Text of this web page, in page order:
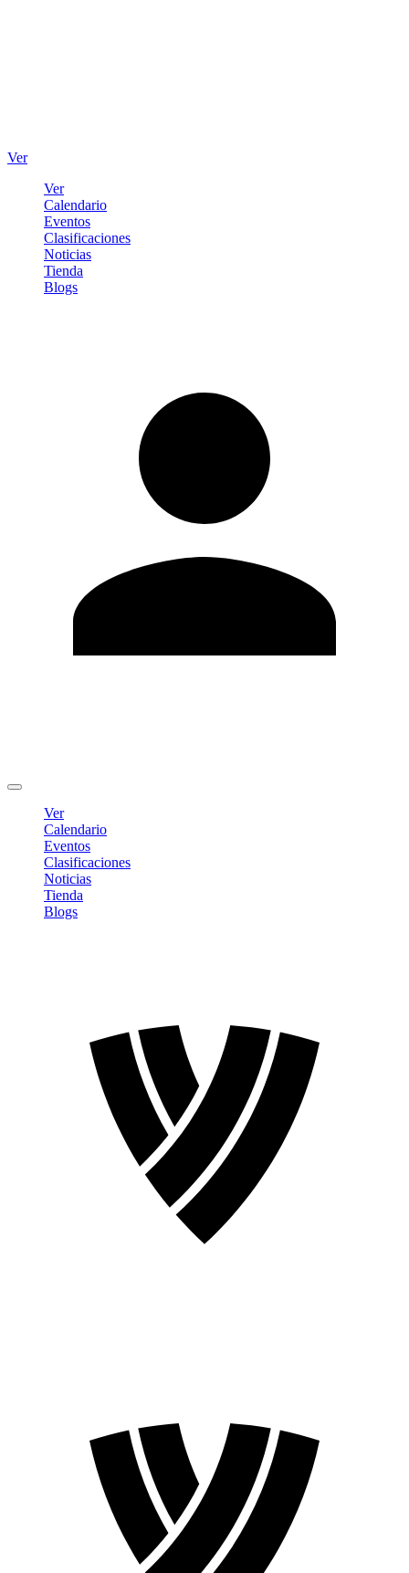
Ver
Ver
Calendario
Eventos
Clasificaciones
Noticias
Tienda
Blogs
Ver
Calendario
Eventos
Clasificaciones
Noticias
Tienda
Blogs